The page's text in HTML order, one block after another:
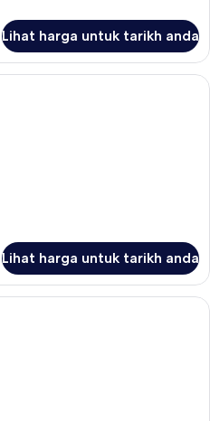
Lihat harga untuk tarikh anda
Deluxe Room | Meja, seterika/papan
Lihat harga untuk tarikh anda
Double Room | Meja, seterika/papan